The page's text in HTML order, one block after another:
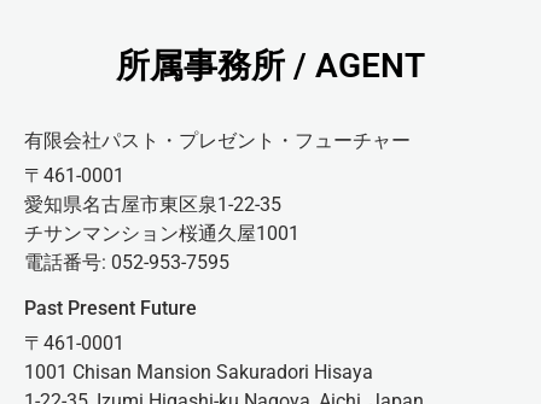
所属事務所 / AGENT
有限会社パスト・プレゼント・フューチャー
〒461-0001
愛知県名古屋市東区泉1-22-35
チサンマンション桜通久屋1001
電話番号: 052-953-7595
Past Present Future
〒461-0001
1001 Chisan Mansion Sakuradori Hisaya